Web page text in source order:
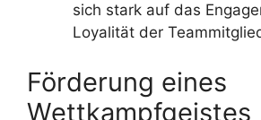
sich stark auf das
Loyalität der
Förderung eines
Wettkampfgeistes